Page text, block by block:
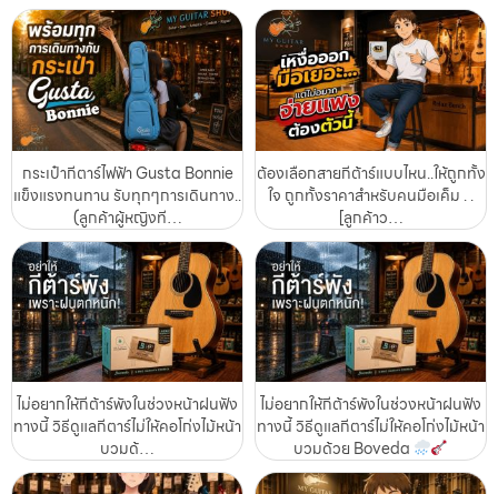
กระเป๋ากีตาร์ไฟฟ้า Gusta Bonnie
แข็งแรงทนทาน รับทุกๆการเดินทาง..
(ลูกค้าผู้หญิงที…
ต้องเลือกสายกีต้าร์แบบไหน..ให้ถูกทั้ง
ใจ ถูกทั้งราคาสำหรับคนมือเค็ม . .
[ลูกค้าว…
ไม่อยากให้กีต้าร์พังในช่วงหน้าฝนฟัง
ทางนี้ วิธีดูแลกีตาร์ไม่ให้คอโก่งไม้หน้า
บวมด้…
ไม่อยากให้กีต้าร์พังในช่วงหน้าฝนฟัง
ทางนี้ วิธีดูแลกีตาร์ไม่ให้คอโก่งไม้หน้า
บวมด้วย Boveda